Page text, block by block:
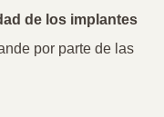
de los implantes
por parte de las